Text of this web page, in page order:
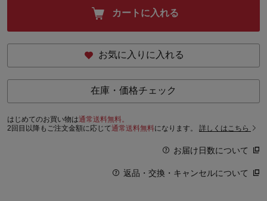
カートに入れる
お気に入りに入れる
在庫・価格チェック
はじめてのお買い物は通常送料無料。
2回目以降もご注文金額に応じて通常送料無料になります。 詳しくはこちら
お届け日数について
返品・交換・キャンセルについて